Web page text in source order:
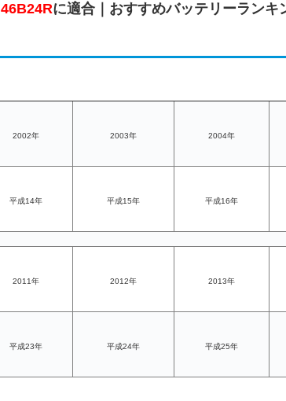
46B24Rに適合｜おすすめバッテリーランキ
2002年 2003年 2004年
平成14年 平成15年 平成16年
2011年 2012年 2013年
平成23年 平成24年 平成25年